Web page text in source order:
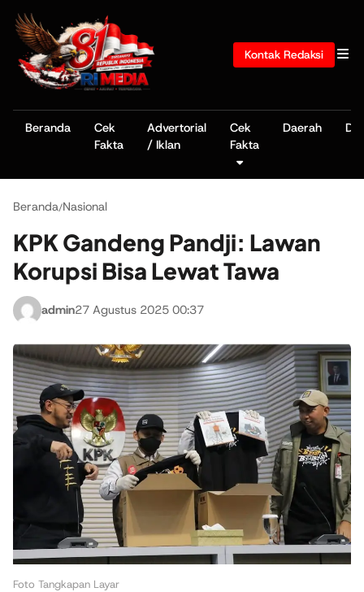
Kontak Redaksi
Beranda
Cek
Fakta
Advertorial
/ Iklan
Cek
Fakta
Daerah
Beranda/Nasional
KPK Gandeng Pandji: Lawan
Korupsi Bisa Lewat Tawa
admin27 Agustus 2025 00:37
Foto Tangkapan Layar